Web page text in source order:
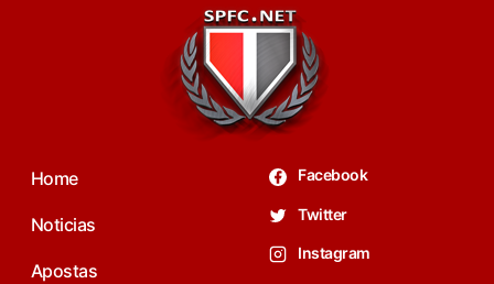
Home
Noticias
Apostas
Facebook
Twitter
Instagram